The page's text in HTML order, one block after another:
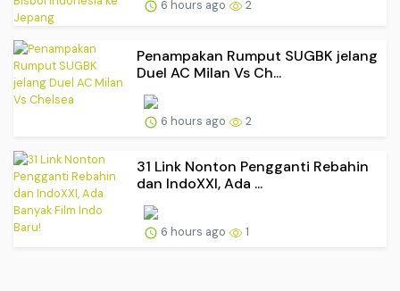
6 hours ago 2
Penampakan Rumput SUGBK jelang
Duel AC Milan Vs Ch...
6 hours ago 2
31 Link Nonton Pengganti Rebahin
dan IndoXXI, Ada ...
6 hours ago 1